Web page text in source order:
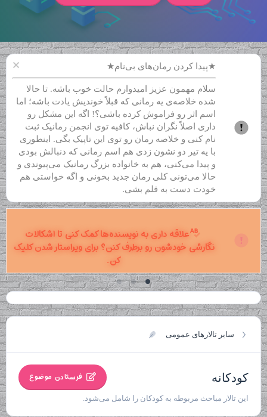
★پیدا کردن رمان‌های بی‌نام★
سلام مهمون عزیز امیدوارم حالت خوب باشه. تا حالا
شده خلاصه‌ی یه رمانی که قبلاً خوندیش یادت باشه؛ اما
اسم اثر رو فراموش کرده باشی؟! اگه این مشکل رو
داری اصلاً نگران نباش، کافیه توی انجمن رمانیک ثبت
نام کنی و خلاصه رمان رو توی این تاپیک بگی. اینطوری
با یه تیر دو نشون زدی هم اسم رمانی که دنبالش بودی
و پیدا می‌کنی، هم به خانواده بزرگ رمانیک می‌پیوندی و
حالا می‌تونی کلی رمان جدید بخونی و اگه خواستی هم
خودت دست به قلم بشی.
علاقه داری به نویسنده‌ها کمک کنی تا اشکالات
نگارشی خودشون رو برطرف کنن؟ برای ویراستار شدن کلیک
کن.
سایر تالارهای عمومی
کودکانه فرستادن موضوع
این تالار مباحث مربوطه به کودکان را شامل می‌شود.